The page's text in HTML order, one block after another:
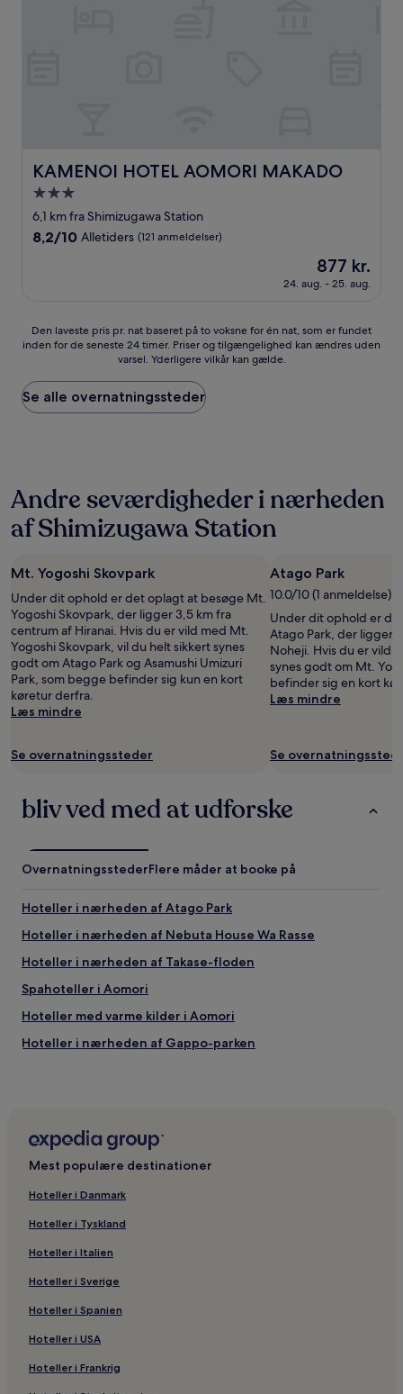
KAMENOI HOTEL AOMORI MAKADO
KAMENOI HOTEL AOMORI MAKADO
3.0-
stjernet
overnatningssted
6,1 km fra Shimizugawa Station
8.2
anmeldelser)
8,2/10 Alletiders (121 anmeldelser)
Prisen
er
877 kr.
877 kr.
24. aug. - 25. aug.
Den
laveste
pr.
nat
baseret
én
nat,
som
er
inden
for
de
seneste
24
timer.
Priser
og
tilgængelighed
kan
uden
vilkår
kan
Den laveste pris pr. nat baseret på to voksne for én nat, som er fundet
inden for de seneste 24 timer. Priser og tilgængelighed kan ændres uden
varsel. Yderligere vilkår kan gælde.
Se alle overnatningssteder
Andre seværdigheder i nærheden
af Shimizugawa Station
Mt. Yogoshi Skovpark
Under dit ophold er det oplagt at besøge Mt.
Yogoshi Skovpark, der ligger 3,5 km fra
centrum af Hiranai. Hvis du er vild med Mt.
Yogoshi Skovpark, vil du helt sikkert synes
godt om Atago Park og Asamushi Umizuri
Park, som begge befinder sig kun en kort
køretur derfra.
Læs mindre
Se overnatningssteder
Atago Park
10.0/10 (1 anmeldelse)
Under dit ophold er
Atago Park, der ligger
Noheji. Hvis du er vild
synes godt om Mt.
befinder sig en kort
Læs mindre
Se
bliv ved med at udforske
OvernatningsstederFlere måder at booke på
Hoteller i nærheden af Atago Park
Hoteller i nærheden af Nebuta House Wa Rasse
Hoteller i nærheden af Takase-floden
Spahoteller i Aomori
Hoteller med varme kilder i Aomori
Hoteller i nærheden af Gappo-parken
Hoteller i Aomori
Hoteller i nærheden af Shin-Aomori Station
Hoteller i nærheden af Munakata Shiko-
kunstmindemuseet
Forretningshoteller i Aomori
Hoteller i nærheden af Auga Fiskemarked
historiske park
Mest populære destinationer
Hoteller i Danmark
Hoteller i Tyskland
Hoteller i Italien
Hoteller i Sverige
Hoteller i Spanien
Hoteller i USA
Hoteller i Frankrig